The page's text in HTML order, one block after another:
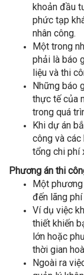
khoản đầu
phức tạp
nhân công.
Một trong
phải là báo
liệu và thi
Những báo
thực tế của
trong quá
Khi dự án
công và các
tổng chi phí
Phương án thi
Một
đến lãng
Ví dụ việc
thiết khiến
lớn hoặc
thời gian
Ngoài ra